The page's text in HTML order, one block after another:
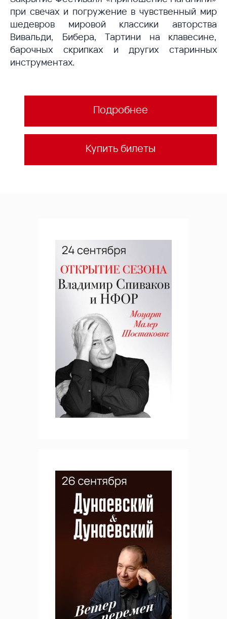
при свечах и погружение в чувственный мир
шедевров мировой классики авторства
Вивальди, Бибера, Тартини на клавесине,
барочных скрипках и других старинных
инструментах.
Подробнее
Купить билеты